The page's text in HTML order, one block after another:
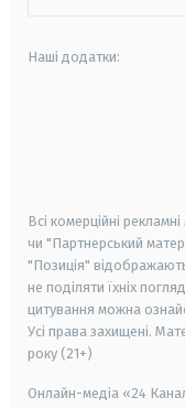
Наші додатки:
Всі комерційні
чи "Партнерський
"Позиція"
не поділяти їхніх
цитування можна
Усі права захищені.
року (21+)
Онлайн-медіа «24